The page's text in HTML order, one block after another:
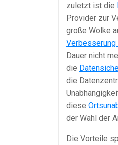
zuletzt ist die
Provider zur
große Wolke
Verbesserung
Dauer nicht
die
die
diese
der Wahl der
Die Vorteile